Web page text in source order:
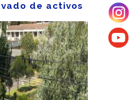
de activos